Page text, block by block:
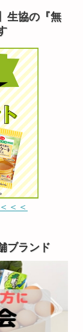
生協の『無
＜＜
ブランド